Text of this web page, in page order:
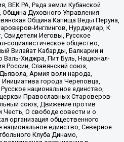
ВЕК РА, Рада земли Кубанской
Духовного Управления
Община Капища Веды Перуна,
Инглингов, Нурджулар, К
Свидетели Иеговы, Русское
социалистическое общество,
Вилайат Кабарды, Балкарии и
Хиджра, Пит Буль, Национал-
России, Славянский союз,
Армия воли народа,
города Череповца,
национальное единство,
Православных Староверов-
союз, Движение против
Честь, О свободе совести и о
организация общественного
национальное единство, Северное
Клуба Динамо,